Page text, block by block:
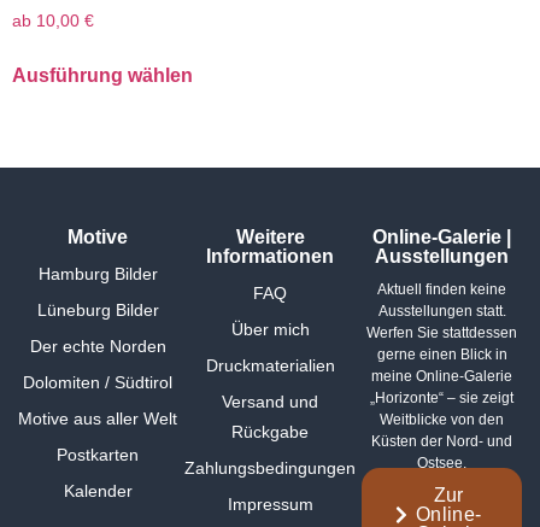
ab 10,00 €
Ausführung wählen
Motive
Hamburg Bilder
Lüneburg Bilder
Der echte Norden
Dolomiten / Südtirol
Motive aus aller Welt
Postkarten
Kalender
Weitere
Informationen
FAQ
Über mich
Druckmaterialien
Versand und
Rückgabe
Zahlungsbedingungen
Impressum
Online-Galerie |
Ausstellungen
Aktuell finden keine
Ausstellungen statt.
Werfen Sie stattdessen
gerne einen Blick in
meine Online-Galerie
„Horizonte“ – sie zeigt
Weitblicke von den
Küsten der Nord- und
Ostsee.
Zur
Online-